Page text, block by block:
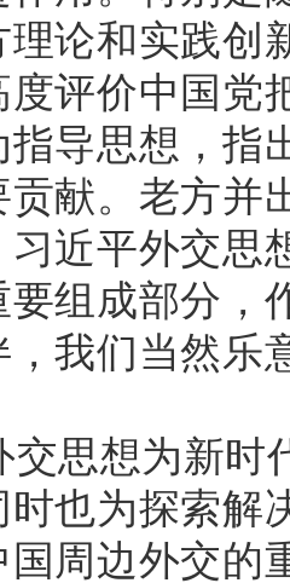
理论和实践创
度评价中国党
指导思想，指
贡献。老方并
习近平外交思
要组成部分，
，我们当然乐
思想为新时
时也为探索解
国周边外交的